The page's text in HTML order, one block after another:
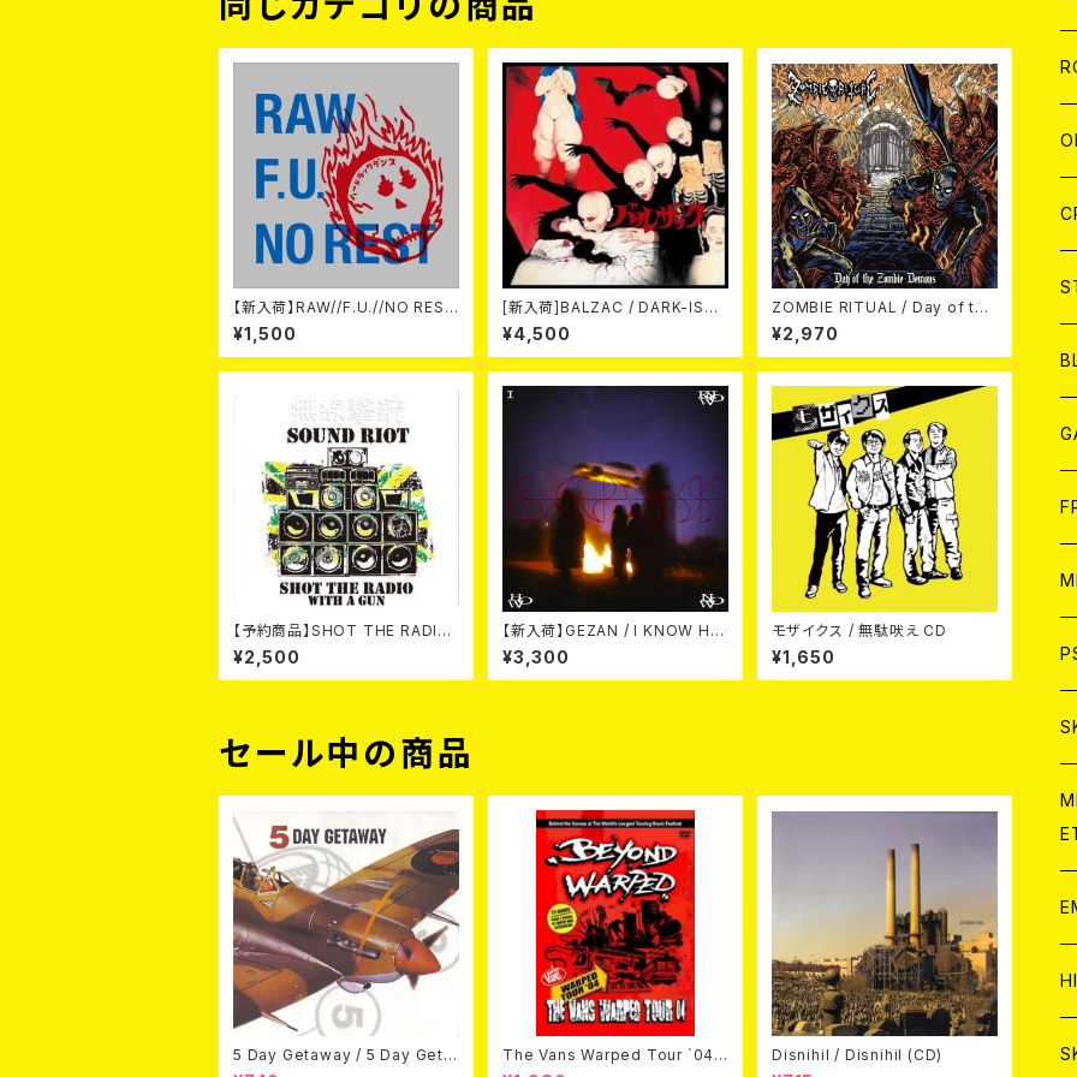
【新入荷】RAW//F.U.//NO REST
/ 3way split EP ハード ラック
ダンス (CD)
¥1,500
[新入荷]BALZAC / DARK-ISM
-20th Anniversary Compilati
on- (2CD)
¥4,500
ZOMBIE RITUAL / Day of the
Zombie Demons
¥2,970
【予約商品】SHOT THE RADIO
WITH A GUN / SOUND RIOT
(CD)【8月８日発売】
¥2,500
【新入荷】GEZAN / I KNOW HO
W NOW (CD)
¥3,300
モザイクス / 無駄吠え CD
¥1,650
セール中の商品
5 Day Getaway / 5 Day Geta
way (CDEP)
The Vans Warped Tour `04
Beyond Warped (国内盤DVD)
Disnihil / Disnihil (CD)
CD
CD
CD